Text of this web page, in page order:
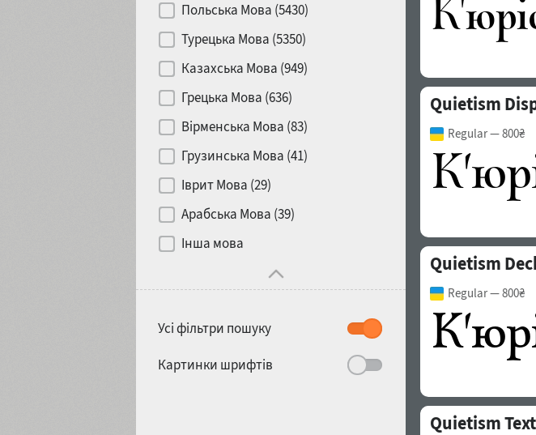
Польська Мова (5430)
Турецька Мова (5350)
Казахська Мова (949)
Грецька Мова (636)
Вірменська Мова (83)
Грузинська Мова (41)
Іврит Мова (29)
Арабська Мова (39)
Інша мова
Усі фільтри пошуку
Картинки шрифтів
Quietism
Regular— 800₴
Quietism
Regular— 800₴
Quietism Text